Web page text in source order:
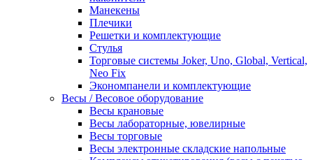
Манекены
Плечики
Решетки и комплектующие
Стулья
Торговые системы Joker, Uno, Global, Vertical,
Neo Fix
Экономпанели и комплектующие
Весы / Весовое оборудование
Весы крановые
Весы лабораторные, ювелирные
Весы торговые
Весы электронные складские напольные